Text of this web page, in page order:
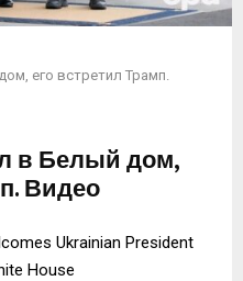
его встретил Трамп.
в Белый дом,
Видео
Ukrainian President
House